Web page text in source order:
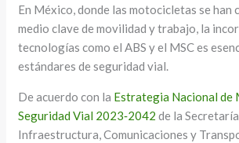
En México, donde las motocicletas se han
medio clave de movilidad y trabajo, la
tecnologías como el ABS y el MSC es
estándares de seguridad vial.
De acuerdo con la Estrategia Nacional de
Seguridad Vial 2023‑2042 de la
Infraestructura, Comunicaciones y